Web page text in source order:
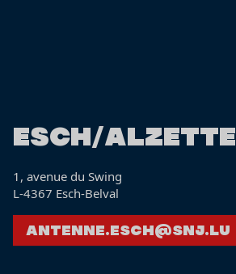
ESCH/ALZETTE
1, avenue du Swing
L-4367 Esch-Belval
antenne.esch@snj.lu